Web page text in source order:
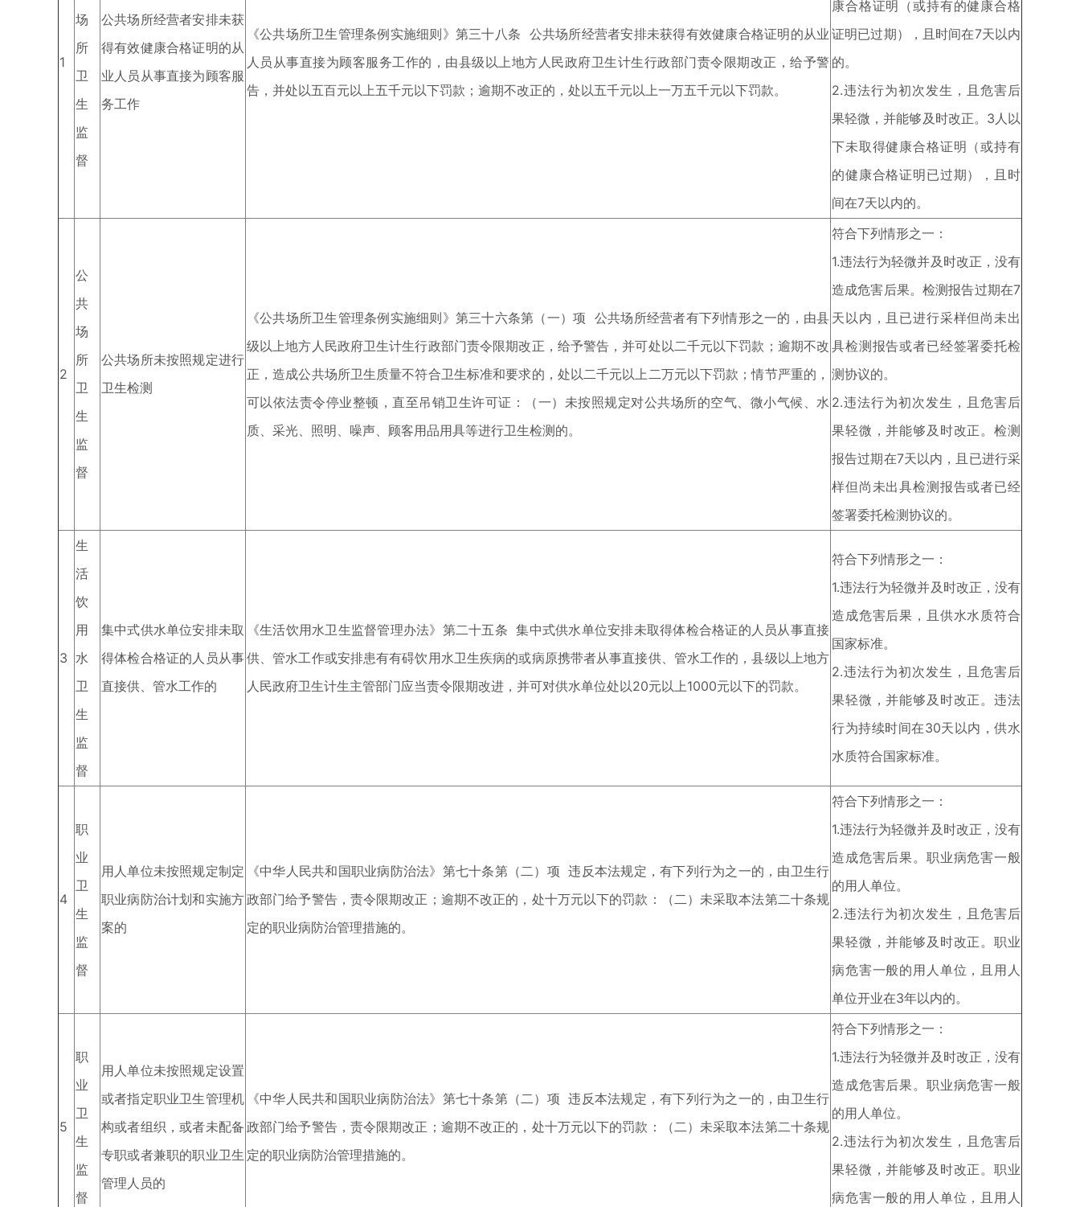
1
场
所
卫
生
监
督
公共场所经营者安排未获
得有效健康合格证明的从
业人员从事直接为顾客服
务工作
《公共场所卫生管理条例实施细则》第三十八条 公共场所经营者安排未获得有效健康合格证明的从业
人员从事直接为顾客服务工作的，由县级以上地方人民政府卫生计生行政部门责令限期改正，给予警
告，并处以五百元以上五千元以下罚款；逾期不改正的，处以五千元以上一万五千元以下罚款。
康合格证明（或持有的健康合格
证明已过期），且时间在7天以内
的。
2.违法行为初次发生，且危害后
果轻微，并能够及时改正。3人以
下未取得健康合格证明（或持有
的健康合格证明已过期），且时
间在7天以内的。
2
公
共
场
所
卫
生
监
督
公共场所未按照规定进行
卫生检测
《公共场所卫生管理条例实施细则》第三十六条第（一）项 公共场所经营者有下列情形之一的，由县
级以上地方人民政府卫生计生行政部门责令限期改正，给予警告，并可处以二千元以下罚款；逾期不改
正，造成公共场所卫生质量不符合卫生标准和要求的，处以二千元以上二万元以下罚款；情节严重的，
可以依法责令停业整顿，直至吊销卫生许可证：（一）未按照规定对公共场所的空气、微小气候、水
质、采光、照明、噪声、顾客用品用具等进行卫生检测的。
符合下列情形之一：
1.违法行为轻微并及时改正，没有
造成危害后果。检测报告过期在7
天以内，且已进行采样但尚未出
具检测报告或者已经签署委托检
测协议的。
2.违法行为初次发生，且危害后
果轻微，并能够及时改正。检测
报告过期在7天以内，且已进行采
样但尚未出具检测报告或者已经
签署委托检测协议的。
3
生
活
饮
用
水
卫
生
监
督
集中式供水单位安排未取
得体检合格证的人员从事
直接供、管水工作的
《生活饮用水卫生监督管理办法》第二十五条 集中式供水单位安排未取得体检合格证的人员从事直接
供、管水工作或安排患有有碍饮用水卫生疾病的或病原携带者从事直接供、管水工作的，县级以上地方
人民政府卫生计生主管部门应当责令限期改进，并可对供水单位处以20元以上1000元以下的罚款。
符合下列情形之一：
1.违法行为轻微并及时改正，没有
造成危害后果，且供水水质符合
国家标准。
2.违法行为初次发生，且危害后
果轻微，并能够及时改正。违法
行为持续时间在30天以内，供水
水质符合国家标准。
4
职
业
卫
生
监
督
用人单位未按照规定制定
职业病防治计划和实施方
案的
《中华人民共和国职业病防治法》第七十条第（二）项 违反本法规定，有下列行为之一的，由卫生行
政部门给予警告，责令限期改正；逾期不改正的，处十万元以下的罚款：（二）未采取本法第二十条规
定的职业病防治管理措施的。
符合下列情形之一：
1.违法行为轻微并及时改正，没有
造成危害后果。职业病危害一般
的用人单位。
2.违法行为初次发生，且危害后
果轻微，并能够及时改正。职业
病危害一般的用人单位，且用人
单位开业在3年以内的。
5
职
业
卫
生
监
督
用人单位未按照规定设置
或者指定职业卫生管理机
构或者组织，或者未配备
专职或者兼职的职业卫生
管理人员的
《中华人民共和国职业病防治法》第七十条第（二）项 违反本法规定，有下列行为之一的，由卫生行
政部门给予警告，责令限期改正；逾期不改正的，处十万元以下的罚款：（二）未采取本法第二十条规
定的职业病防治管理措施的。
符合下列情形之一：
1.违法行为轻微并及时改正，没有
造成危害后果。职业病危害一般
的用人单位。
2.违法行为初次发生，且危害后
果轻微，并能够及时改正。职业
病危害一般的用人单位，且用人